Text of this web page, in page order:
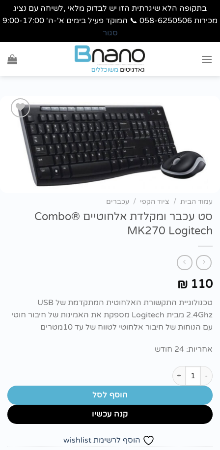
בתקופה הלא שיגרתית הזו יש לבדוק מלאי ,לשיחה עם נציג
מכירות 058-6250506 📞 המוקד פעיל בימים א'-ה' 9:00-17:00
סגור
לרשימת
עמוד הבית / ציוד הקפי / עכברים
סט עכבר ומקלדת אלחוטיים Combo®
MK270 Logitech
₪ 110
טכנולוגיית התקשורת האלחוטית המתקדמת של USB
2.4Ghz מבית Logitech מספקת את האמינות של חיבור חוטי
עם הנוחות של חיבור אלחוטי לטווח של עד 10מטרים
אחריות: 24 חודש
כמות של סט עכבר ומקלדת אלחוטיים Combo® MK270 Logitech
הוסף לסל
קנה עכשיו
הוסף לרשימת wishlist